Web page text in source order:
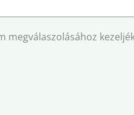
megválaszolásához